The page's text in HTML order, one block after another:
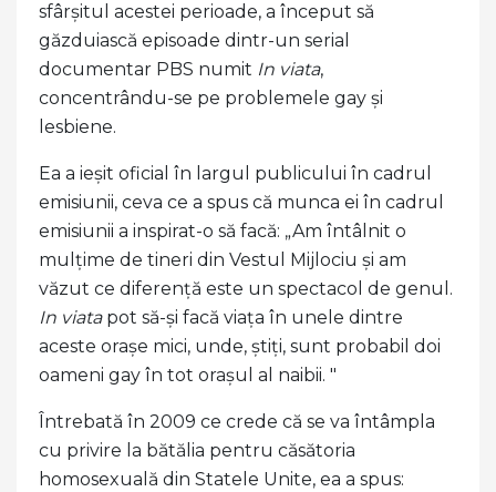
sfârșitul acestei perioade, a început să
găzduiască episoade dintr-un serial
documentar PBS numit In viata,
concentrându-se pe problemele gay și
lesbiene.
Ea a ieșit oficial în largul publicului în cadrul
emisiunii, ceva ce a spus că munca ei în cadrul
emisiunii a inspirat-o să facă: „Am întâlnit o
mulțime de tineri din Vestul Mijlociu și am
văzut ce diferență este un spectacol de genul.
In viatapot să-și facă viața în unele dintre
aceste orașe mici, unde, știți, sunt probabil doi
oameni gay în tot orașul al naibii. "
Întrebată în 2009 ce crede că se va întâmpla
cu privire la bătălia pentru căsătoria
homosexuală din Statele Unite, ea a spus: